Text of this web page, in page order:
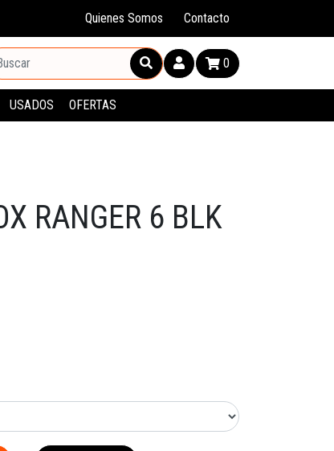
Quienes Somos Contacto
0
USADOS OFERTAS
RANGER 6 BLK